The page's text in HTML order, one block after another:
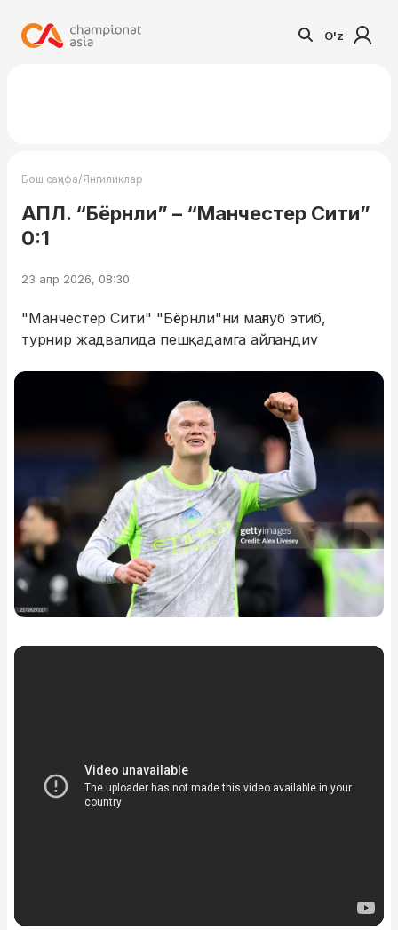
O'z
Бош саҳифа/Янгиликлар
АПЛ. “Бёрнли” – “Манчестер Сити”
0:1
23 апр 2026, 08:30
"Манчестер Сити" "Бёрнли"ни мағлуб этиб,
турнир жадвалида пешқадамга айландиv